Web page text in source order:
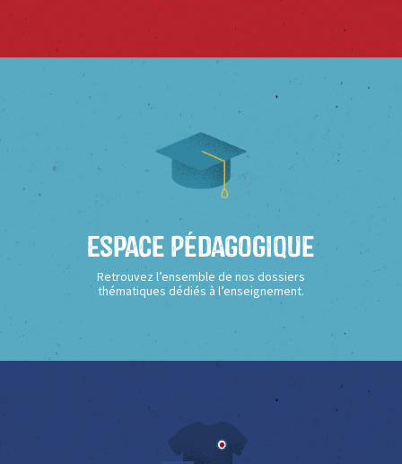
Espace Pédagogique
Retrouvez l’ensemble de nos dossiers
thématiques dédiés à l’enseignement.